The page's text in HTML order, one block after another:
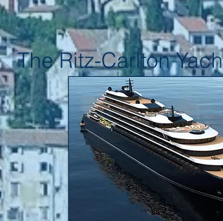
The Ritz-Carlton
Ritz Yacht